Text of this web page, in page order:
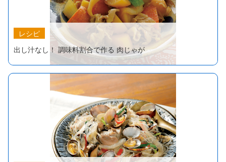
レシピ
出し汁なし！ 調味料割合で作る 肉じゃが